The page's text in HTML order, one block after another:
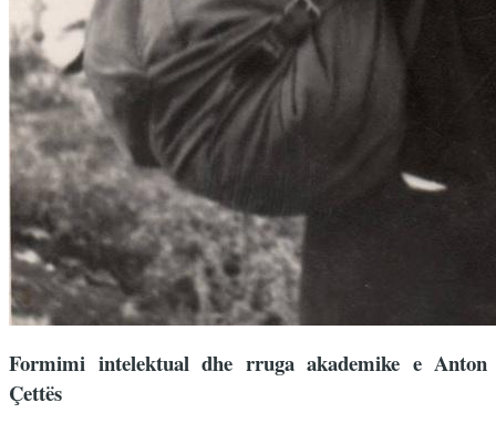
Formimi intelektual dhe rruga akademike e Anton
Çettës